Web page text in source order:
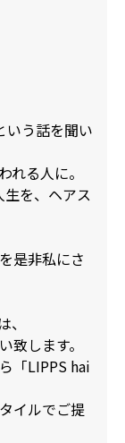
いう話を聞い
れる人に。
を、ヘアス
是非私にさ
致します。
「LIPPS hai
イルでご提